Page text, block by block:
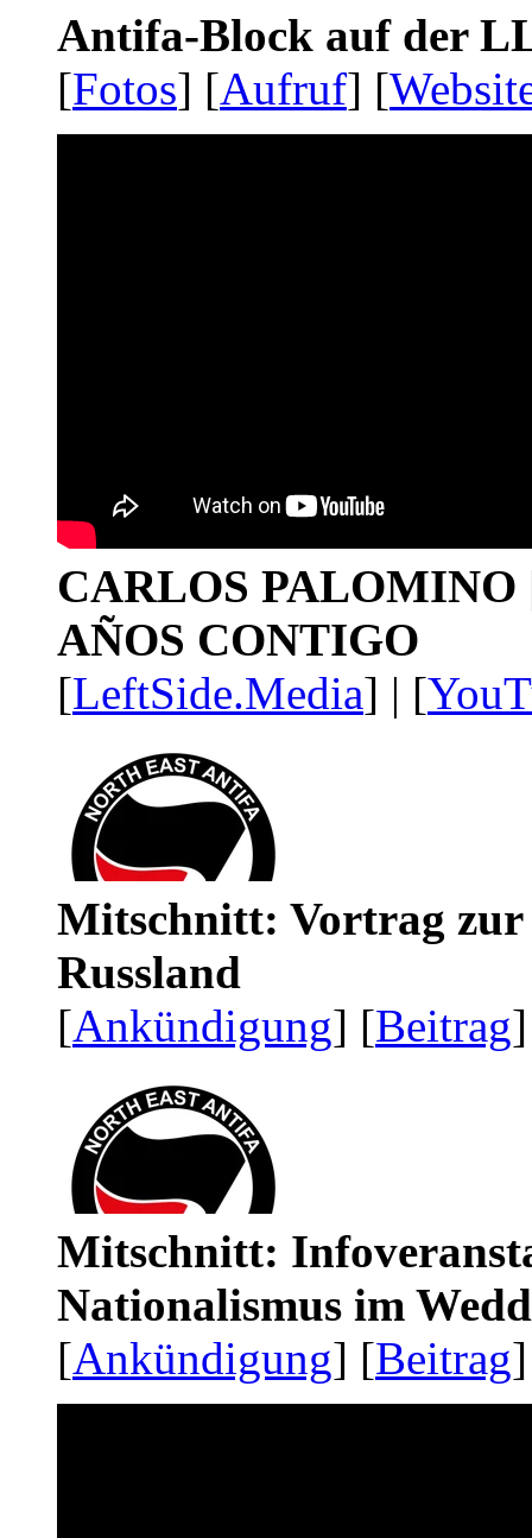
Antifa-Block auf der
[Fotos] [Aufruf] [
CARLOS PALOMINO
AÑOS CONTIGO
[LeftSide.Media] | [
Mitschnitt: Vortrag zur
Russland
[Ankündigung] [Beitrag
Mitschnitt:
Nationalismus im
[Ankündigung] [Beitrag